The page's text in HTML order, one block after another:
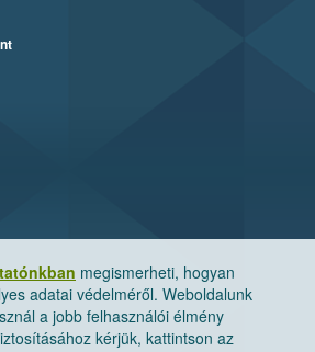
megismerheti, hogyan
adatai védelméről. Weboldalunk
a jobb felhasználói élmény
kérjük, kattintson az